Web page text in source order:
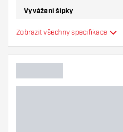
Vyvážení šipky
Materiál šipky
Hráč šipek
Zobrazit všechny specifikace